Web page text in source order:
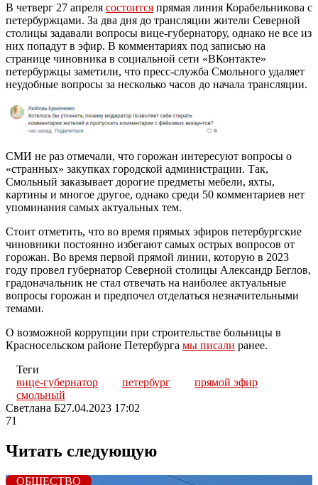
В четверг 27 апреля состоится прямая линия Корабельникова с
петербуржцами. За два дня до трансляции жители Северной
столицы задавали вопросы вице-губернатору, однако не все из
них попадут в эфир. В комментариях под записью на
странице чиновника в социальной сети «ВКонтакте»
петербуржцы заметили, что пресс-служба Смольного удаляет
неудобные вопросы за несколько часов до начала трансляции.
СМИ не раз отмечали, что горожан интересуют вопросы о
«странных» закупках городской администрации. Так,
Смольный заказывает дорогие предметы мебели, яхты,
картины и многое другое, однако среди 50 комментариев нет
упоминания самых актуальных тем.
Стоит отметить, что во время прямых эфиров петербургские
чиновники постоянно избегают самых острых вопросов от
горожан. Во время первой прямой линии, которую в 2023
году провел губернатор Северной столицы Александр Беглов,
градоначальник не стал отвечать на наиболее актуальные
вопросы горожан и предпочел отделаться незначительными
темами.
О возможной коррупции при строительстве больницы в
Красносельском районе Петербурга мы писали ранее.
Теги
вице-губернатор
петербург
прямой эфир
смольный
Светлана Б27.04.2023 17:02
71
Читать следующую
ОБЩЕСТВО